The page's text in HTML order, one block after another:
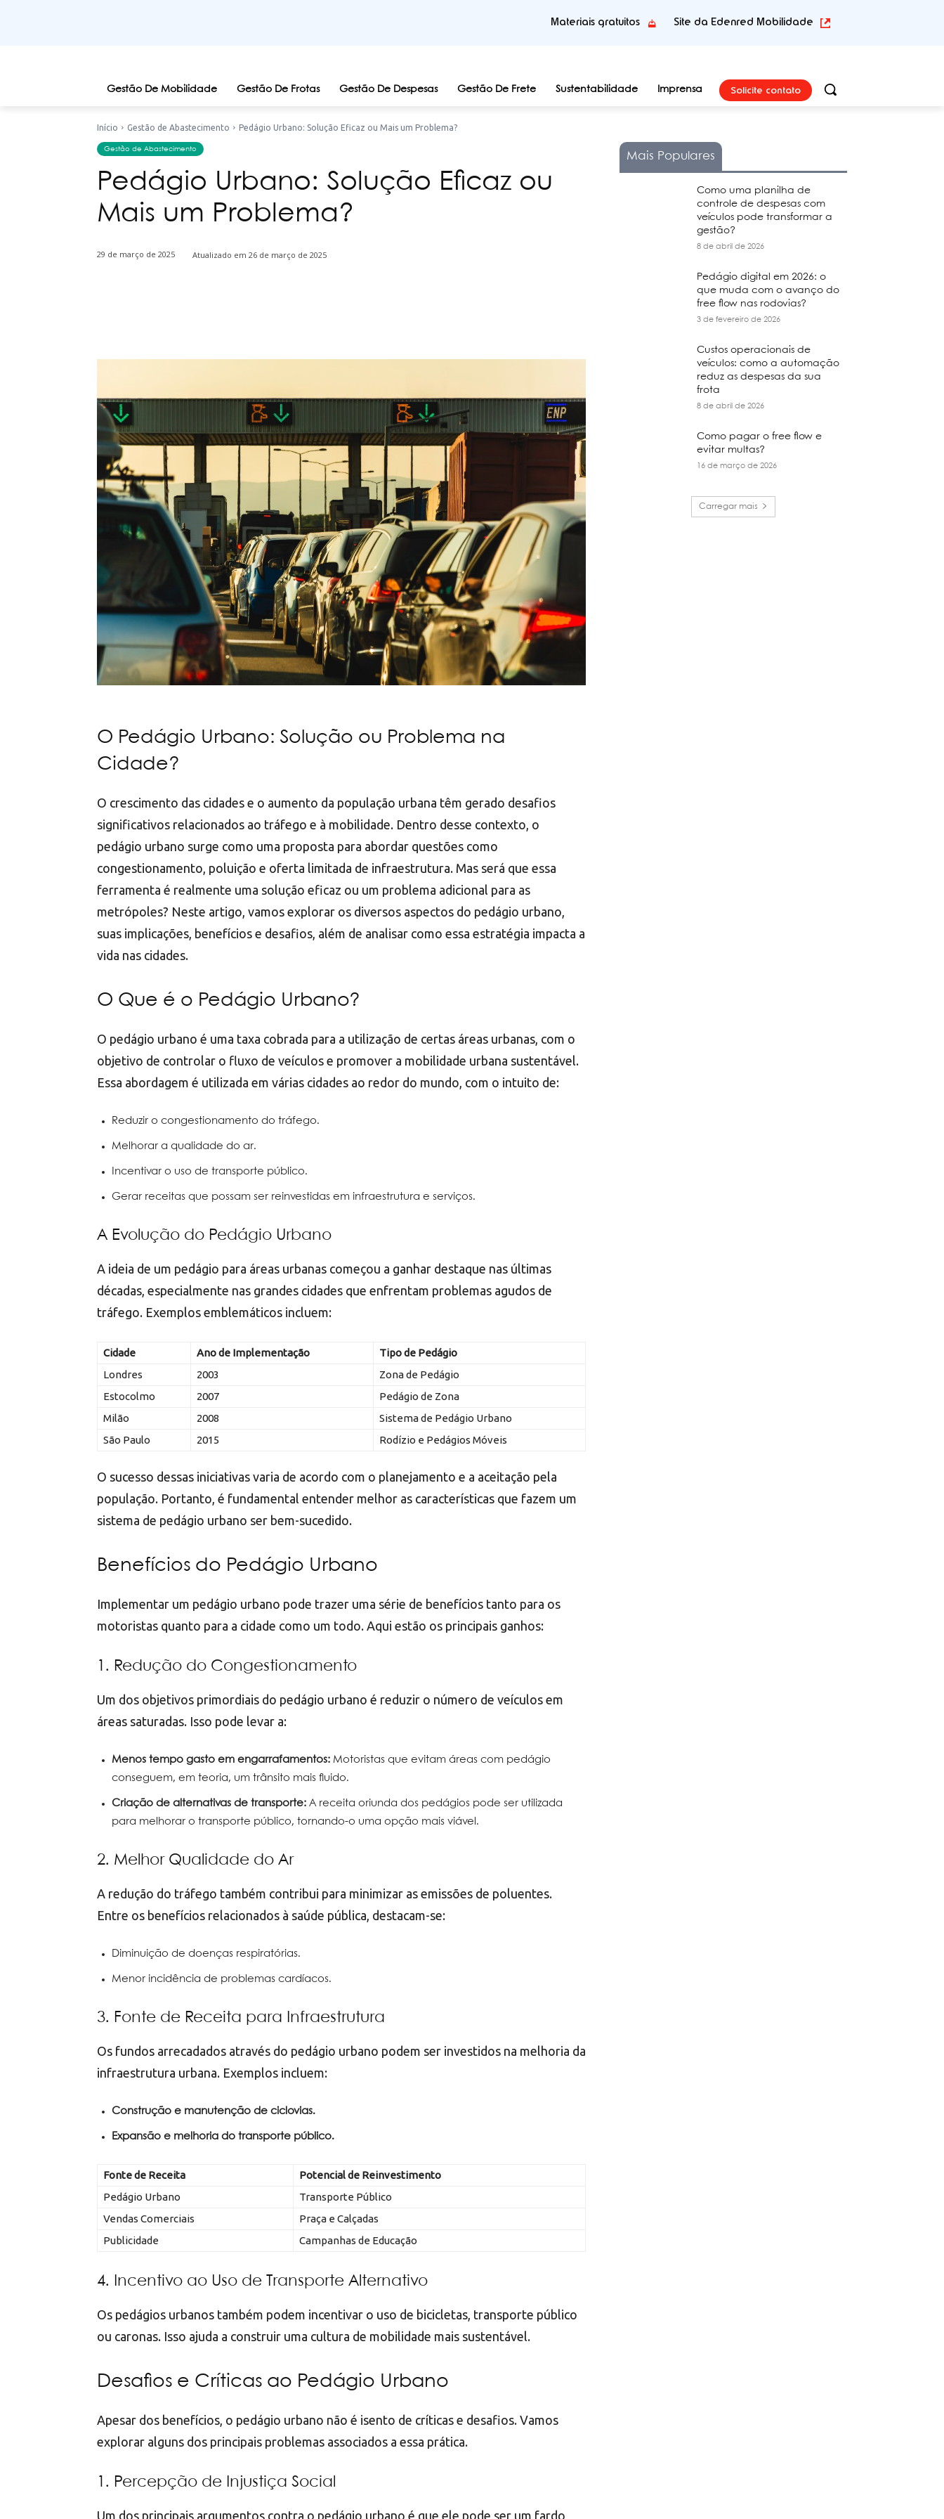
Materiais gratuitos Site da Edenred Mobilidade
Gestão De Mobilidade Gestão De Frotas Gestão De Despesas Gestão De Frete Sustentabilidade Imprensa Solicite contato
Início Gestão de Abastecimento Pedágio Urbano: Solução Eficaz ou Mais um Problema?
Gestão de Abastecimento
Pedágio Urbano: Solução Eficaz ou
Mais um Problema?
29 de março de 2025 Atualizado em 26 de março de 2025
O Pedágio Urbano: Solução ou Problema na
Cidade?
O crescimento das cidades e o aumento da população urbana têm gerado desafios
significativos relacionados ao tráfego e à mobilidade. Dentro desse contexto, o
pedágio urbano surge como uma proposta para abordar questões como
congestionamento, poluição e oferta limitada de infraestrutura. Mas será que essa
ferramenta é realmente uma solução eficaz ou um problema adicional para as
metrópoles? Neste artigo, vamos explorar os diversos aspectos do pedágio urbano,
suas implicações, benefícios e desafios, além de analisar como essa estratégia impacta a
vida nas cidades.
O Que é o Pedágio Urbano?
O pedágio urbano é uma taxa cobrada para a utilização de certas áreas urbanas, com o
objetivo de controlar o fluxo de veículos e promover a mobilidade urbana sustentável.
Essa abordagem é utilizada em várias cidades ao redor do mundo, com o intuito de:
Reduzir o congestionamento do tráfego.
Melhorar a qualidade do ar.
Incentivar o uso de transporte público.
Gerar receitas que possam ser reinvestidas em infraestrutura e serviços.
A Evolução do Pedágio Urbano
A ideia de um pedágio para áreas urbanas começou a ganhar destaque nas últimas
décadas, especialmente nas grandes cidades que enfrentam problemas agudos de
tráfego. Exemplos emblemáticos incluem:
Cidade Ano de Implementação
Tipo de Pedágio
Londres
2003
Zona de Pedágio
Estocolmo
2007
Pedágio de Zona
Milão
2008
Sistema de Pedágio Urbano
São Paulo
2015 Rodízio e Pedágios Móveis
O sucesso dessas iniciativas varia de acordo com o planejamento e a aceitação pela
população. Portanto, é fundamental entender melhor as características que fazem um
sistema de pedágio urbano ser bem-sucedido.
Benefícios do Pedágio Urbano
Implementar um pedágio urbano pode trazer uma série de benefícios tanto para os
motoristas quanto para a cidade como um todo. Aqui estão os principais ganhos:
1. Redução do Congestionamento
Um dos objetivos primordiais do pedágio urbano é reduzir o número de veículos em
áreas saturadas. Isso pode levar a:
Menos tempo gasto em engarrafamentos: Motoristas que evitam áreas com pedágio
conseguem, em teoria, um trânsito mais fluido.
Criação de alternativas de transporte: A receita oriunda dos pedágios pode ser utilizada
para melhorar o transporte público, tornando-o uma opção mais viável.
2. Melhor Qualidade do Ar
A redução do tráfego também contribui para minimizar as emissões de poluentes.
Entre os benefícios relacionados à saúde pública, destacam-se:
Diminuição de doenças respiratórias.
Menor incidência de problemas cardíacos.
3. Fonte de Receita para Infraestrutura
Os fundos arrecadados através do pedágio urbano podem ser investidos na melhoria da
infraestrutura urbana. Exemplos incluem:
Construção e manutenção de ciclovias.
Expansão e melhoria do transporte público.
Fonte de Receita
Potencial de Reinvestimento
Pedágio Urbano
Transporte Público
Vendas Comerciais
Praça e Calçadas
Publicidade
Campanhas de Educação
4. Incentivo ao Uso de Transporte Alternativo
Os pedágios urbanos também podem incentivar o uso de bicicletas, transporte público
ou caronas. Isso ajuda a construir uma cultura de mobilidade mais sustentável.
Desafios e Críticas ao Pedágio Urbano
Apesar dos benefícios, o pedágio urbano não é isento de críticas e desafios. Vamos
explorar alguns dos principais problemas associados a essa prática.
1. Percepção de Injustiça Social
Um dos principais argumentos contra o pedágio urbano é que ele pode ser um fardo
Mais Populares
Como uma planilha de
controle de despesas com
veículos pode transformar a
gestão?
8 de abril de 2026
Pedágio digital em 2026: o
que muda com o avanço do
free flow nas rodovias?
3 de fevereiro de 2026
Custos operacionais de
veículos: como a automação
reduz as despesas da sua
frota
8 de abril de 2026
Como pagar o free flow e
evitar multas?
16 de março de 2026
Carregar mais